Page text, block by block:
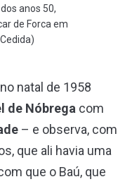
anos 50,
de Forca em
natal de 1958
de Nóbrega com
– e observa, com
que ali havia uma
que o Baú, que